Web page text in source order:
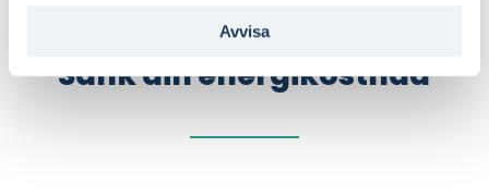
Avvisa
Sänk din energikostnad